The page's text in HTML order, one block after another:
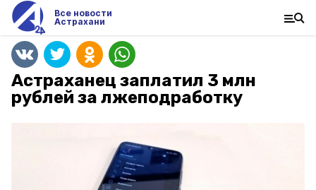
Все новости
Астрахани
Астраханец заплатил 3 млн
рублей за лжеподработку